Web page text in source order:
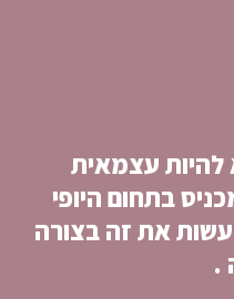
עצמאית
בתחום היופי
את זה בצורה
.